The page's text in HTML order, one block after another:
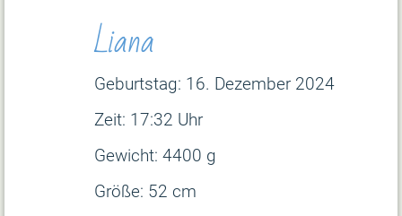
Liana
Geburtstag: 16. Dezember 2024
Zeit: 17:32 Uhr
Gewicht: 4400 g
Größe: 52 cm